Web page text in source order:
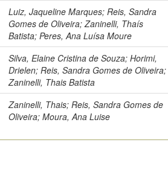
Luiz, Jaqueline Marques; Reis, Sandra
Gomes de Oliveira; Zaninelli, Thaís
Batista; Peres, Ana Luísa Moure
Silva, Elaine Cristina de Souza; Horimi,
Drielen; Reis, Sandra Gomes de Oliveira;
Zaninelli, Thais Batista
Zaninelli, Thais; Reis, Sandra Gomes de
Oliveira; Moura, Ana Luise